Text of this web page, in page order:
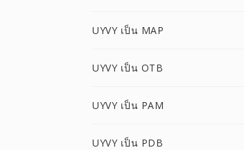
UYVY เป็น MAP
UYVY เป็น OTB
UYVY เป็น PAM
UYVY เป็น PDB